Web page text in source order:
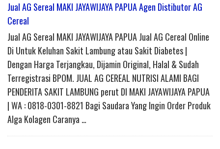
Jual AG Sereal MAKI JAYAWIJAYA PAPUA Agen Distibutor AG
Cereal
Jual AG Sereal MAKI JAYAWIJAYA PAPUA Jual AG Cereal Online
Di Untuk Keluhan Sakit Lambung atau Sakit Diabetes |
Dengan Harga Terjangkau, Dijamin Original, Halal & Sudah
Terregistrasi BPOM. JUAL AG CEREAL NUTRISI ALAMI BAGI
PENDERITA SAKIT LAMBUNG perut DI MAKI JAYAWIJAYA PAPUA
| WA : 0818-0301-8821 Bagi Saudara Yang Ingin Order Produk
Alga Kolagen Caranya …